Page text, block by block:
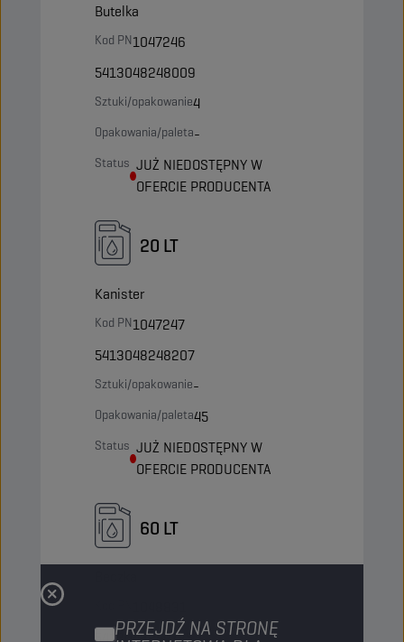
PRZEJDŹ NA STRONĘ
Butelka
Kod PN1047246
5413048248009
Sztuki/opakowanie4
Opakowania/paleta-
Status JUŻ NIEDOSTĘPNY W
OFERCIE PRODUCENTA
20 LT
Kanister
Kod PN1047247
5413048248207
Sztuki/opakowanie-
Opakowania/paleta45
Status JUŻ NIEDOSTĘPNY W
OFERCIE PRODUCENTA
60 LT
5413048244735